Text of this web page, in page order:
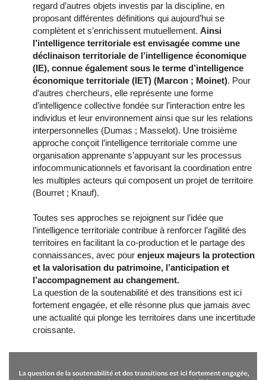
regard d’autres objets investis par la discipline, en
proposant différentes définitions qui aujourd’hui se
complètent et s’enrichissent mutuellement. Ainsi
l’intelligence territoriale est envisagée comme une
déclinaison territoriale de l’intelligence économique
(IE), connue également sous le terme d’intelligence
économique territoriale (IET) (Marcon ; Moinet). Pour
d’autres chercheurs, elle représente une forme
d’intelligence collective fondée sur l’interaction entre les
individus et leur environnement ainsi que sur les relations
interpersonnelles (Dumas ; Masselot). Une troisième
approche conçoit l’intelligence territoriale comme une
organisation apprenante s’appuyant sur les processus
infocommunicationnels et favorisant la coordination entre
les multiples acteurs qui composent un projet de territoire
(Bourret ; Knauf).
Toutes ses approches se rejoignent sur l’idée que
l’intelligence territoriale contribue à renforcer l’agilité des
territoires en facilitant la co-production et le partage des
connaissances, avec pour enjeux majeurs la protection
et la valorisation du patrimoine, l’anticipation et
l’accompagnement au changement.
La question de la soutenabilité et des transitions est ici
fortement engagée, et elle résonne plus que jamais avec
une actualité qui plonge les territoires dans une incertitude
croissante.